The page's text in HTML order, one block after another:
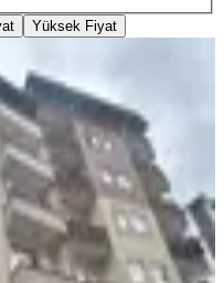
Yüksek Fiyat
Mahallesinde 3+1
Mahallesi
04.08.2026